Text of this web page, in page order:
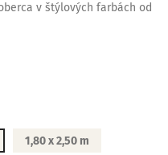
v štýlových farbách od
1,80 x 2,50 m